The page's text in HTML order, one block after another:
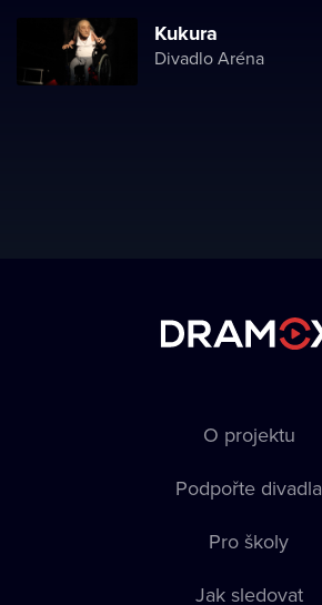
Kukura
Divadlo Aréna
O projektu
Podpořte divadla
Pro školy
Jak sledovat